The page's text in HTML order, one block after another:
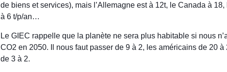
de biens et services), mais l’Allemagne est à 12t, le Canada à
à 6 t/p/an…
Le GIEC rappelle que la planète ne sera plus habitable si nous
CO2 en 2050. Il nous faut passer de 9 à 2, les américains de 20
de 3 à 2.